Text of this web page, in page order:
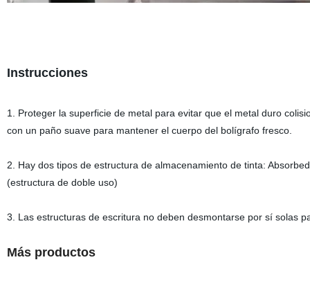
Instrucciones
1. Proteger la superficie de metal para evitar que el metal duro
con un paño suave para mantener el cuerpo del bolígrafo fresco.
2. Hay dos tipos de estructura de almacenamiento de tinta:
(estructura de doble uso)
3. Las estructuras de escritura no deben desmontarse por sí solas
Más productos